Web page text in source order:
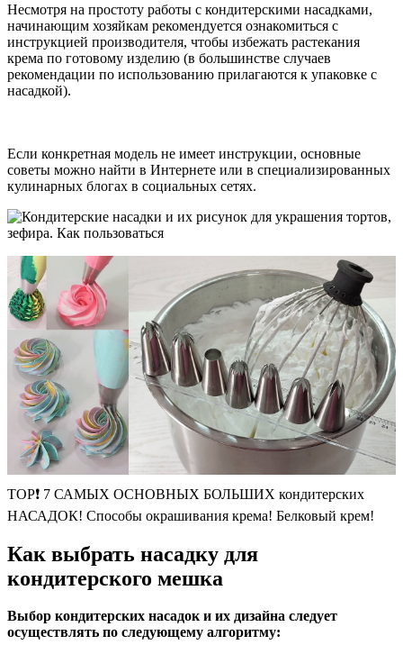
Несмотря на простоту работы с кондитерскими насадками,
начинающим хозяйкам рекомендуется ознакомиться с
инструкцией производителя, чтобы избежать растекания
крема по готовому изделию (в большинстве случаев
рекомендации по использованию прилагаются к упаковке с
насадкой).
Если конкретная модель не имеет инструкции, основные
советы можно найти в Интернете или в специализированных
кулинарных блогах в социальных сетях.
TOP❗ 7 САМЫХ ОСНОВНЫХ БОЛЬШИХ кондитерских
НАСАДОК! Способы окрашивания крема! Белковый крем!
Как выбрать насадку для
кондитерского мешка
Выбор кондитерских насадок и их дизайна следует
осуществлять по следующему алгоритму: